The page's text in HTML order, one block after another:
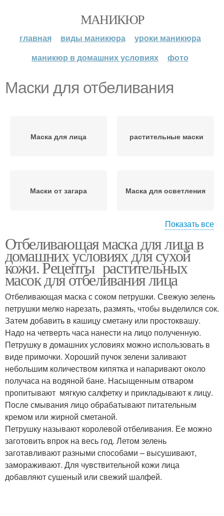
МАНИКЮР
главная виды маникюра
уроки маникюра
маникюр в домашних условиях
фото
Маски для отбеливания
Маска для лица растительные маски
Маски от загара Маска для осветления
Маски для лица Домашние маски
Маска в домашних
условиях
Маски для загара
Морковная маска Маска с глиной
Отбеливание при
помощи
Маски для кожи
Маски из кефира Огуречная маска
Показать все
Отбеливающая маска для лица в
домашних условиях для сухой
кожи. Рецепты растительных
масок для отбеливания лица
Отбеливающая маска с соком петрушки. Свежую зелень
петрушки мелко нарезать, размять, чтобы выделился сок.
Затем добавить в кашицу сметану или простоквашу.
Надо на четверть часа нанести на лицо полученную.
Петрушку в домашних условиях можно использовать в
виде примочки. Хороший пучок зелени заливают
небольшим количеством кипятка и напаривают около
получаса на водяной бане. Насыщенным отваром
пропитывают мягкую салфетку и прикладывают к лицу.
После смывания лицо обрабатывают питательным
кремом или жирной сметаной.
Петрушку называют королевой отбеливания. Ее можно
заготовить впрок на весь год. Летом зелень
заготавливают разными способами – высушивают,
замораживают. Для чувствительной кожи лица
добавляют сушеный или свежий шалфей.